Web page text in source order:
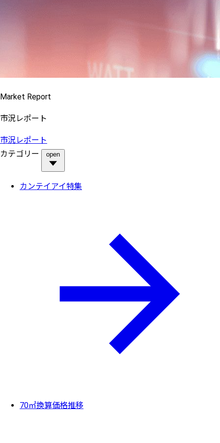
Market Report
市況レポート
市況レポート
カテゴリー
open
カンテイアイ特集
70㎡換算価格推移